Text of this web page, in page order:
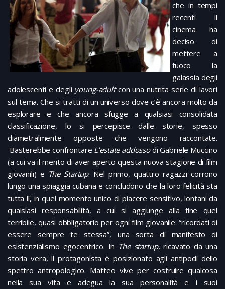
che in tempi
recenti il
cinema ha
deciso di
mettere a
fuoco la
galassia degli
adolescenti e degli young-adultcon una nutrita serie di lavori
sul tema. Che si tratti di un universo dove c’è ancora molto da
esplorare e che ancora sfugge a qualsiasi consolidata
classificazione, lo si percepisce dalle storie, spesso
diametralmente opposte che vengono raccontate.
Basterebbe confrontare L’estate addossodi Gabriele Muccino
(a cui va il merito di aver aperto questa nuova stagione di film
giovanili) e The Startup. Nel primo, quattro ragazzi corrono
lungo una spiaggia cubana e concludono che la loro felicità sta
tutta lì, in quel momento unico di piacere sensitivo, lontani da
qualsiasi responsabilità, a cui si aggiunge alla fine quel
terribile, quasi obbligatorio per ogni film giovanile: “ricordati di
essere sempre te stessa”, una sorta di manifesto di
esistenzialismo egocentrico. In The startup, ricavato da una
storia vera, il protagonista è posizionato agli antipodi dello
spettro antropologico. Matteo vive per costruire qualcosa
nella sua vita e adegua la sua personalità e i suoi